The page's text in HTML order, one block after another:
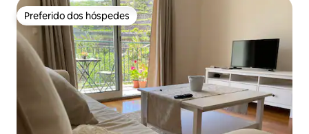
Preferido dos hóspedes
Preferido dos hóspedes